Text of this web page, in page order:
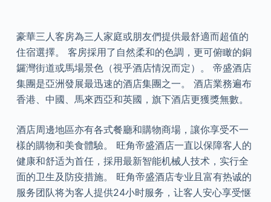
豪華三人客房為三人家庭或朋友們提供最舒適而超值的
住宿選擇。 客房採用了自然柔和的色調，更可俯瞰的銅
鑼灣街道或馬場景色（視乎酒店情況而定）。 帝盛酒店
集團是亞洲發展最迅速的酒店集團之一。 酒店業務遍布
香港、中國、馬來西亞和英國，旗下酒店更獲獎無數。
酒店周邊地區亦有各式餐廳和購物商場，讓你享受不一
樣的購物和美食體驗。 旺角帝盛酒店一直以保障客人的
健康和舒适为首任，採用最新智能机械人技术，实行全
面的卫生及防疫措施。 旺角帝盛酒店专业且富有热诚的
服务团队将为客人提供24小时服务，让客人安心享受惬